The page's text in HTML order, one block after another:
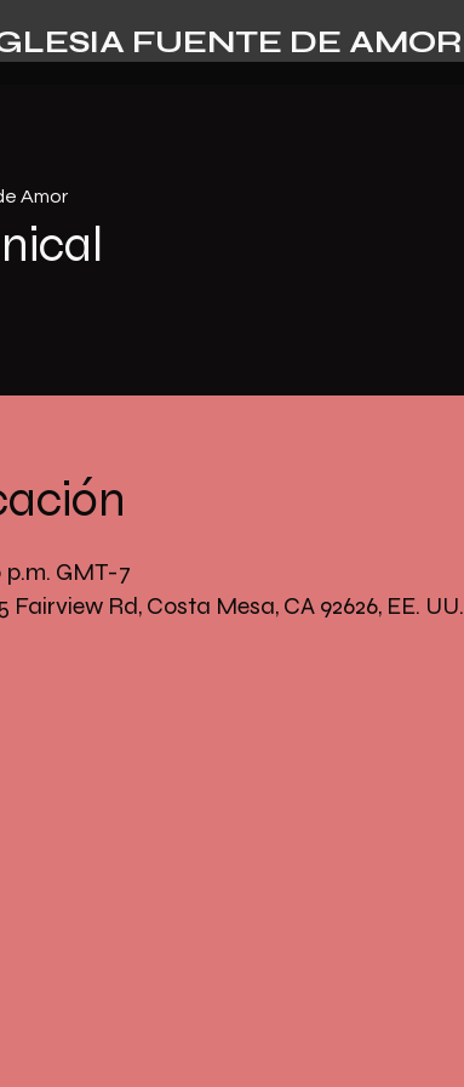
FUENTE DE AMOR
Amor
p.m. GMT-7
Fairview Rd, Costa Mesa, CA 92626, EE. UU.